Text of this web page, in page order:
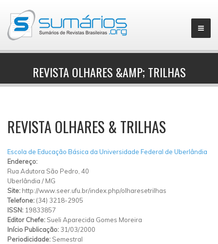
▼
REVISTA OLHARES &AMP; TRILHAS
REVISTA OLHARES & TRILHAS
Escola de Educação Básica da Universidade Federal de Uberlândia
Endereço:
Rua Adutora São Pedro, 40
Uberlândia / MG
Site: http://www.seer.ufu.br/index.php/olharesetrilhas
Telefone: (34) 3218-2905
ISSN: 19833857
Editor Chefe: Sueli Aparecida Gomes Moreira
Início Publicação: 31/03/2000
Periodicidade: Semestral